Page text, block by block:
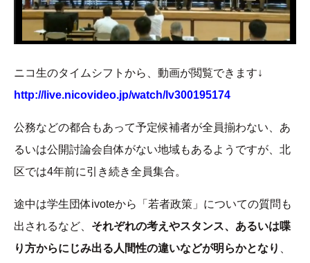
ニコ生のタイムシフトから、動画が閲覧できます↓
http://live.nicovideo.jp/watch/lv300195174
公務などの都合もあって予定候補者が全員揃わない、あ
るいは公開討論会自体がない地域もあるようですが、北
区では4年前に引き続き全員集合。
途中は学生団体ivoteから「若者政策」についての質問も
出されるなど、 それぞれの考えやスタンス、あるいは喋
り方からにじみ出る人間性の違いなどが明らかとなり